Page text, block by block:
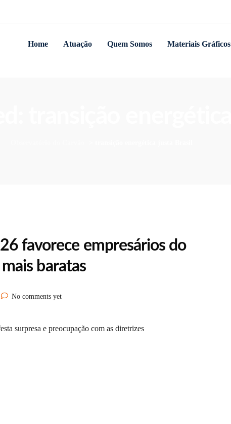
Home Atuação Quem Somos Materiais Gráficos
favorece empresários do
baratas
No comments yet
surpresa e preocupação com as diretrizes